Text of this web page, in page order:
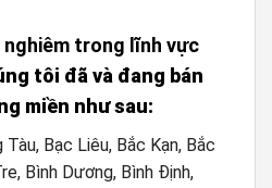
nghiêm trong lĩnh vực
tôi đã và đang bán
miền như sau:
Tàu, Bạc Liêu, Bắc Kạn, Bắc
Bình Dương, Bình Định,